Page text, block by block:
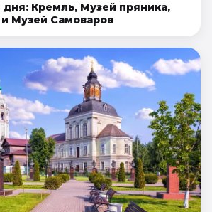
дня: Кремль, Музей пряника,
Музей Самоваров